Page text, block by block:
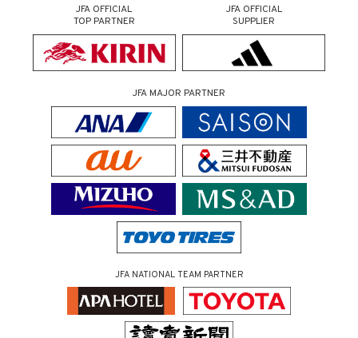
JFA OFFICIAL
TOP PARTNER
JFA OFFICIAL
SUPPLIER
JFA MAJOR PARTNER
JFA NATIONAL TEAM PARTNER